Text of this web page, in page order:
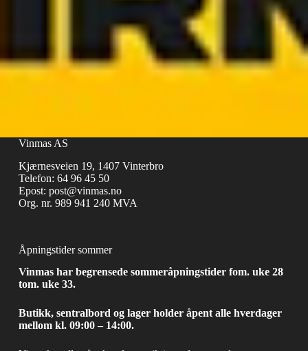
Vinmas AS
Kjærnesveien 19, 1407 Vinterbro
Telefon: 64 96 45 50
Epost: post@vinmas.no
Org. nr. 989 941 240 MVA
Åpningstider sommer
Vinmas har begrensede sommeråpningstider fom. uke 28
tom. uke 33.
Butikk, sentralbord og lager holder åpent alle hverdager
mellom kl. 09:00 – 14:00.